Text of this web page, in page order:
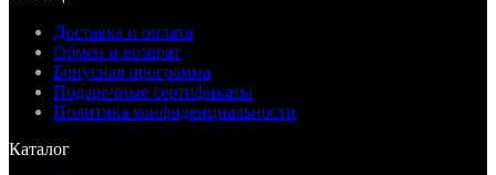
Доставка и оплата
Обмен и возврат
Бонусная программа
Подарочные сертификаты
Политика конфиденциальности
Каталог